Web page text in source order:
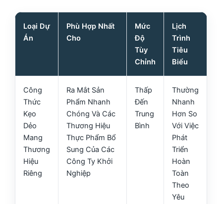
Loại Dự
Án
Phù Hợp Nhất
Cho
Mức
Độ
Tùy
Chỉnh
Lịch
Trình
Tiêu
Biểu
Công
Thức
Kẹo
Dẻo
Mang
Thương
Hiệu
Riêng
Ra Mắt Sản
Phẩm Nhanh
Chóng Và Các
Thương Hiệu
Thực Phẩm Bổ
Sung Của Các
Công Ty Khởi
Nghiệp
Thấp
Đến
Trung
Bình
Thường
Nhanh
Hơn So
Với Việc
Phát
Triển
Hoàn
Toàn
Theo
Yêu